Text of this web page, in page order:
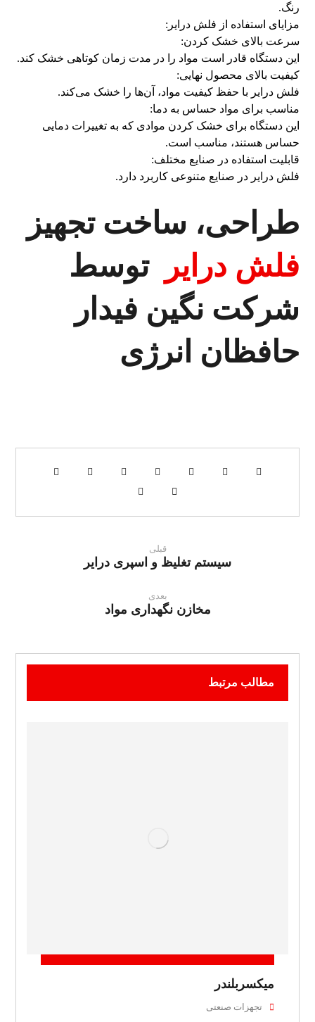
رنگ.
مزایای استفاده از فلش درایر:
سرعت بالای خشک کردن:
این دستگاه قادر است مواد را در مدت زمان کوتاهی خشک کند.
کیفیت بالای محصول نهایی:
فلش درایر با حفظ کیفیت مواد، آن‌ها را خشک می‌کند.
مناسب برای مواد حساس به دما:
این دستگاه برای خشک کردن موادی که به تغییرات دمایی
حساس هستند، مناسب است.
قابلیت استفاده در صنایع مختلف:
فلش درایر در صنایع متنوعی کاربرد دارد.
طراحی، ساخت تجهیز
فلش درایر
توسط
شرکت نگین فیدار
حافظان انرژی
قبلی
سیستم تغلیظ و اسپری درایر
بعدی
مخازن نگهداری مواد
مطالب مرتبط
میکسربلندر
تجهزات صنعتی